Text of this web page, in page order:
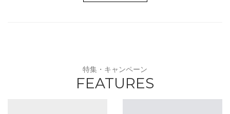
特集・キャンペーン
FEATURES